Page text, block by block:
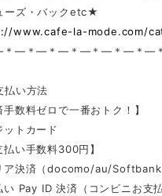
ーズ・バックetc★
www.cafe-la-mode.com/
—＊—＊—＊—＊—＊—＊—
い方法
手数料ゼロで一番おトク！】
ットカード
払い手数料300円】
ア決済（docomo/au/
い Pay ID 決済（コンビニお支払